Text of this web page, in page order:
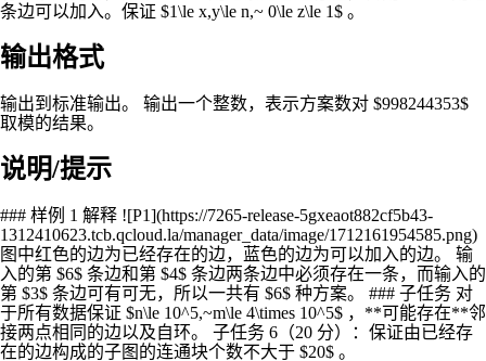
条边可以加入。保证 $1\le x,y\le n,~ 0\le z\le 1$ 。
输出格式
输出到标准输出。 输出一个整数，表示方案数对 $998244353$
取模的结果。
说明/提示
### 样例 1 解释 ![P1](https://7265-release-5gxeaot882cf5b43-
1312410623.tcb.qcloud.la/manager_data/image/1712161954585.png)
图中红色的边为已经存在的边，蓝色的边为可以加入的边。 输
入的第 $6$ 条边和第 $4$ 条边两条边中必须存在一条，而输入的
第 $3$ 条边可有可无，所以一共有 $6$ 种方案。 ### 子任务 对
于所有数据保证 $n\le 10^5,~m\le 4\times 10^5$ ，**可能存在**邻
接两点相同的边以及自环。 子任务 6（20 分）：保证由已经存
在的边构成的子图的连通块个数不大于 $20$ 。